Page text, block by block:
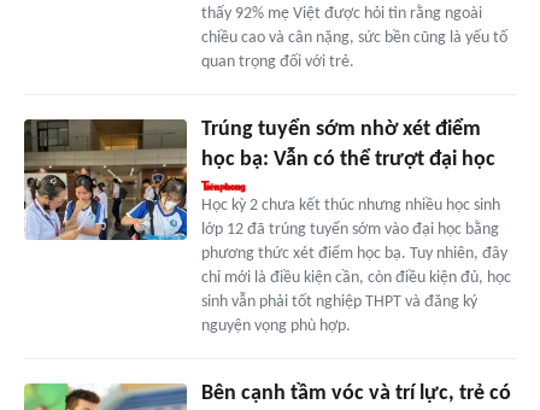
thấy 92% mẹ Việt được hỏi tin rằng ngoài
chiều cao và cân nặng, sức bền cũng là yếu tố
quan trọng đối với trẻ.
Trúng tuyển sớm nhờ xét điểm
học bạ: Vẫn có thể trượt đại học
Học kỳ 2 chưa kết thúc nhưng nhiều học sinh
lớp 12 đã trúng tuyển sớm vào đại học bằng
phương thức xét điểm học bạ. Tuy nhiên, đây
chỉ mới là điều kiện cần, còn điều kiện đủ, học
sinh vẫn phải tốt nghiệp THPT và đăng ký
nguyện vọng phù hợp.
Bên cạnh tầm vóc và trí lực, trẻ có